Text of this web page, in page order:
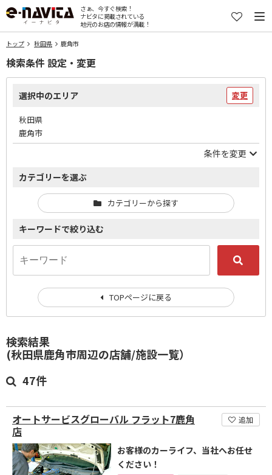
さぁ、今すぐ検索！
ナビタに掲載されている
地元のお店の情報が満載！
トップ 秋田県 鹿角市
検索結果
(秋田県鹿角市周辺の店舗/施設一覧）
47件
オートサービスグローバル フラット7鹿角
店
追加
お客様のカーライフ、当社へお任せ
ください！
検索条件 設定・変更
選択中のエリア 変更
秋田県
鹿角市
条件を変更
カテゴリーを選ぶ
カテゴリーから探す
キーワードで絞り込む
TOPページに戻る